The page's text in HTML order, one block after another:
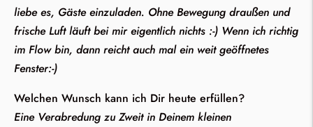
liebe es, Gäste einzuladen. Ohne Bewegung draußen und
frische Luft läuft bei mir eigentlich nichts :-) Wenn ich richtig
im Flow bin, dann reicht auch mal ein weit geöffnetes
Fenster:-)
Welchen Wunsch kann ich Dir heute erfüllen?
Eine Verabredung zu Zweit in Deinem kleinen